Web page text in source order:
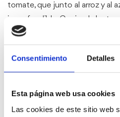
Consentimiento Detalles
Esta página web usa cookies
Las cookies de este sitio web
tomate, que junto al arroz y al
inconfundible. Cocinada
vivo, conserva toda la esencia
Degustar una paella
que probar un arroz: es
mediterránea de la ciudad en